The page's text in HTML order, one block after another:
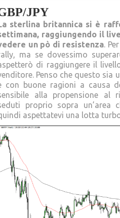
JPY
sterlina britannica si è
raggiungendo il
un pò di resistenza.
ma se dovessimo
di raggiungere il
Penso che questo sia
con buone ragioni a causa
alla propensione al
proprio sopra un’area
aspettatevi una lotta